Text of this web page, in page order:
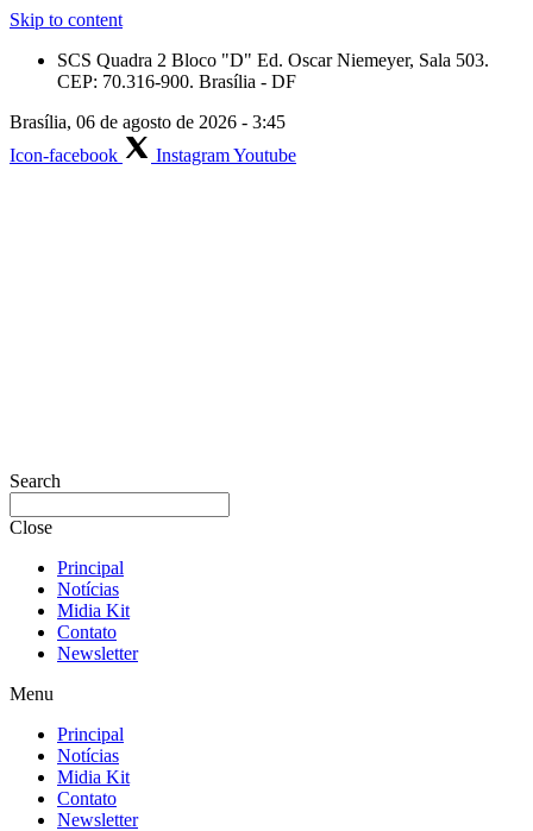
Skip to content
SCS Quadra 2 Bloco "D" Ed. Oscar Niemeyer, Sala 503.
CEP: 70.316-900. Brasília - DF
Brasília, 06 de agosto de 2026 - 3:45
Icon-facebook
InstagramYoutube
Search
Close
Principal
Notícias
Midia Kit
Contato
Newsletter
Menu
Principal
Notícias
Midia Kit
Contato
Newsletter